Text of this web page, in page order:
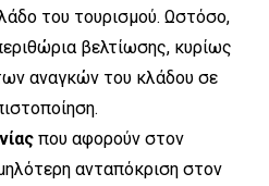
του τουρισμού. Ωστόσο,
βελτίωσης, κυρίως
αναγκών του κλάδου σε
που αφορούν στον
ανταπόκριση στον